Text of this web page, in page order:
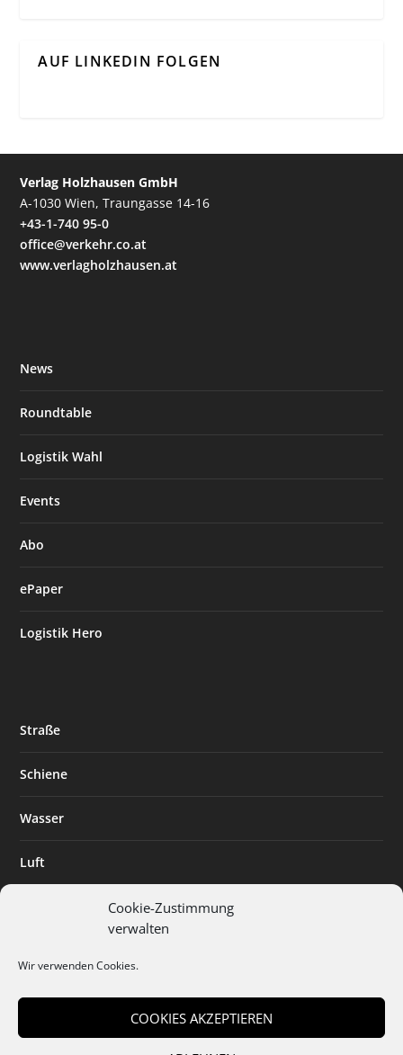
Cookie-Zustimmung
verwalten
Wir verwenden Cookies.
COOKIES AKZEPTIEREN
AUF LINKEDIN FOLGEN
Verlag Holzhausen GmbH
A-1030 Wien, Traungasse 14-16
+43-1-740 95-0
office@verkehr.co.at
www.verlagholzhausen.at
News
Roundtable
Logistik Wahl
Events
Abo
ePaper
Logistik Hero
Straße
Schiene
Wasser
Luft
Digitalisierung